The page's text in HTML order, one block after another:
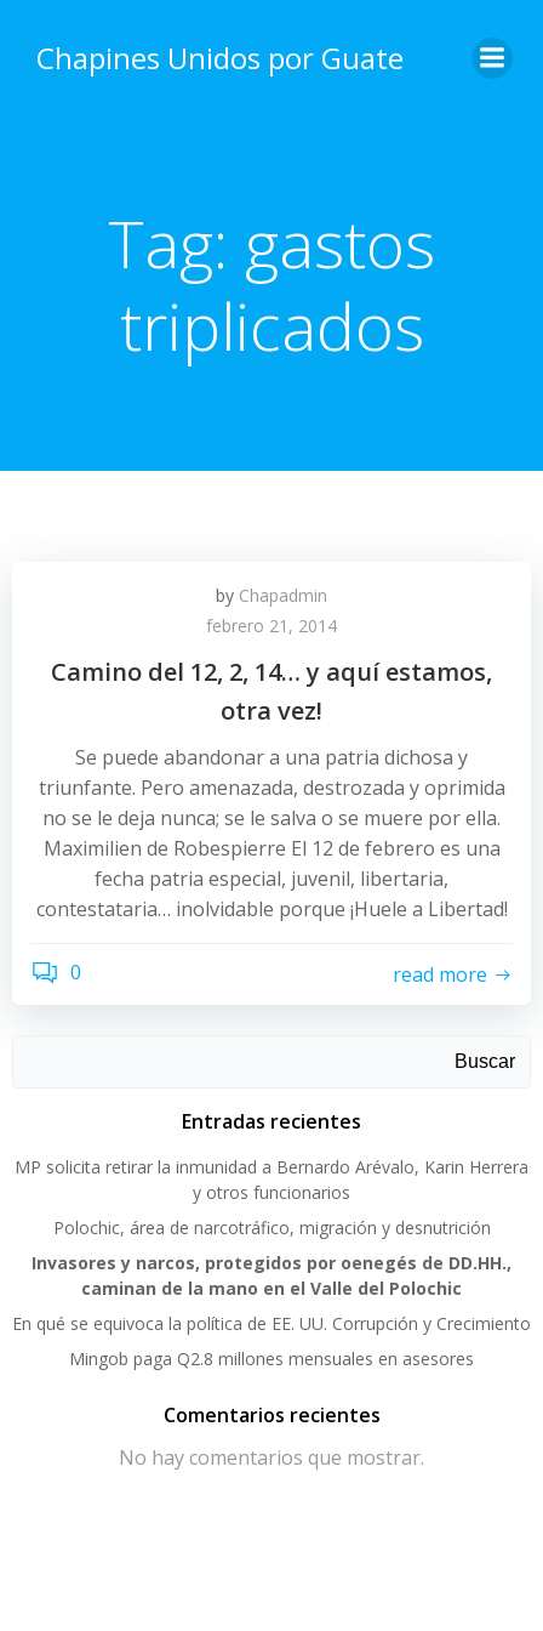
content
Chapines Unidos por Guate
Tag: gastos
triplicados
by Chapadmin
febrero 21, 2014
Camino del 12, 2, 14… y aquí estamos,
otra vez!
Se puede abandonar a una patria dichosa y
triunfante. Pero amenazada, destrozada y oprimida
no se le deja nunca; se le salva o se muere por ella.
Maximilien de Robespierre El 12 de febrero es una
fecha patria especial, juvenil, libertaria,
contestataria… inolvidable porque ¡Huele a Libertad!
0 read more
Buscar
Entradas recientes
MP solicita retirar la inmunidad a Bernardo Arévalo, Karin Herrera
y otros funcionarios
Polochic, área de narcotráfico, migración y desnutrición
Invasores y narcos, protegidos por oenegés de DD.HH.,
caminan de la mano en el Valle del Polochic
En qué se equivoca la política de EE. UU. Corrupción y Crecimiento
Mingob paga Q2.8 millones mensuales en asesores
Comentarios recientes
No hay comentarios que mostrar.